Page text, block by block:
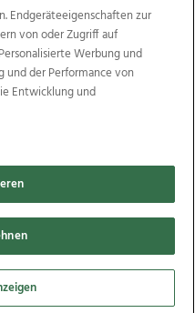
Wimmer
Ischler Woche
OÖN Immobilien
Promenaden Galerien
GmbH & Co KG
11x11.net
bearbeiten
Endgeräteeigenschaften zur
von oder Zugriff auf
Werbung und
und der Performance von
Entwicklung und